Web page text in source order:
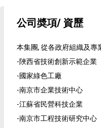
公司奬項/ 資歷
本集團, 從各政府組織及專
-陜西省技術創新示範企業
-國家綠色工廠
-南京市企業技術中心
-江蘇省民營科技企業
-南京市工程技術研究中心